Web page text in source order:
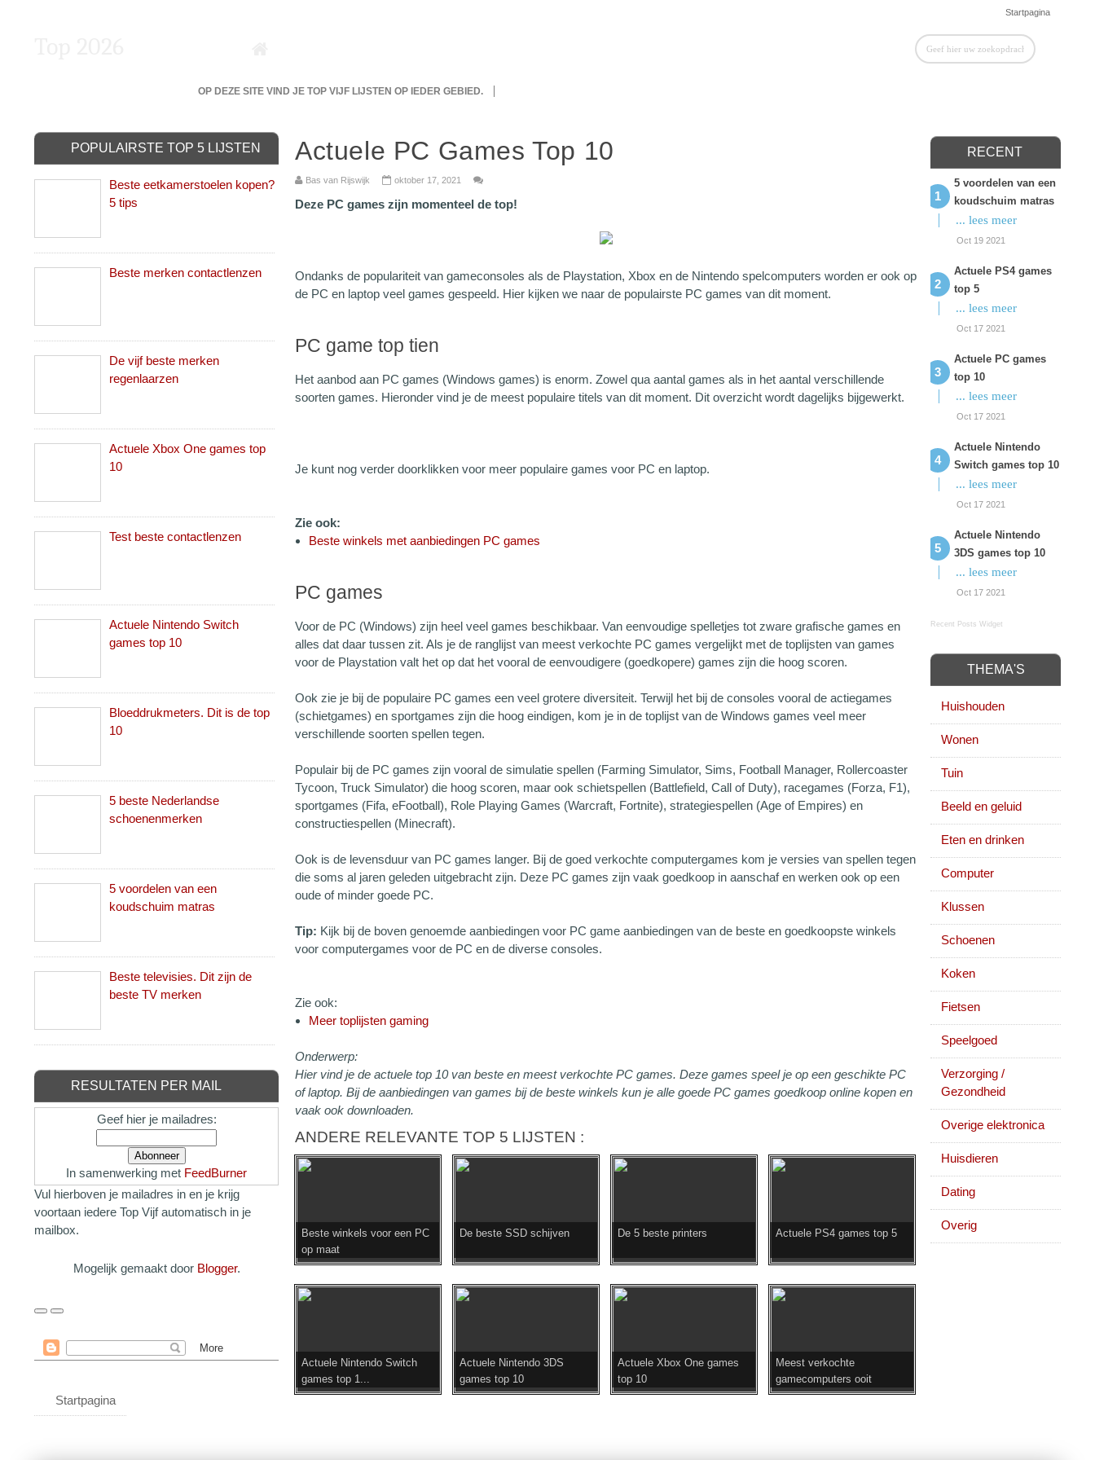
Startpagina
OP DEZE SITE VIND JE TOP VIJF LIJSTEN OP IEDER GEBIED.
Actuele PC Games Top 10
Bas van Rijswijk oktober 17, 2021
Deze PC games zijn momenteel de top!
Ondanks de populariteit van gameconsoles als de Playstation, Xbox en de Nintendo spelcomputers worden er ook op
de PC en laptop veel games gespeeld. Hier kijken we naar de populairste PC games van dit moment.
PC game top tien
Het aanbod aan PC games (Windows games) is enorm. Zowel qua aantal games als in het aantal verschillende
soorten games. Hieronder vind je de meest populaire titels van dit moment. Dit overzicht wordt dagelijks bijgewerkt.
Je kunt nog verder doorklikken voor meer populaire games voor PC en laptop.
Zie ook:
Beste winkels met aanbiedingen PC games
PC games
Voor de PC (Windows) zijn heel veel games beschikbaar. Van eenvoudige spelletjes tot zware grafische games en
alles dat daar tussen zit. Als je de ranglijst van meest verkochte PC games vergelijkt met de toplijsten van games
voor de Playstation valt het op dat het vooral de eenvoudigere (goedkopere) games zijn die hoog scoren.
Ook zie je bij de populaire PC games een veel grotere diversiteit. Terwijl het bij de consoles vooral de actiegames
(schietgames) en sportgames zijn die hoog eindigen, kom je in de toplijst van de Windows games veel meer
verschillende soorten spellen tegen.
Populair bij de PC games zijn vooral de simulatie spellen (Farming Simulator, Sims, Football Manager, Rollercoaster
Tycoon, Truck Simulator) die hoog scoren, maar ook schietspellen (Battlefield, Call of Duty), racegames (Forza, F1),
sportgames (Fifa, eFootball), Role Playing Games (Warcraft, Fortnite), strategiespellen (Age of Empires) en
constructiespellen (Minecraft).
Ook is de levensduur van PC games langer. Bij de goed verkochte computergames kom je versies van spellen tegen
die soms al jaren geleden uitgebracht zijn. Deze PC games zijn vaak goedkoop in aanschaf en werken ook op een
oude of minder goede PC.
Tip: Kijk bij de boven genoemde aanbiedingen voor PC game aanbiedingen van de beste en goedkoopste winkels
voor computergames voor de PC en de diverse consoles.
Zie ook:
Meer toplijsten gaming
Onderwerp:
Hier vind je de actuele top 10 van beste en meest verkochte PC games. Deze games speel je op een geschikte PC
of laptop. Bij de aanbiedingen van games bij de beste winkels kun je alle goede PC games goedkoop online kopen en
vaak ook downloaden.
ANDERE RELEVANTE TOP 5 LIJSTEN :
Beste winkels voor een PC
op maat
De beste SSD schijven De 5 beste printers Actuele PS4 games top 5
Actuele Nintendo Switch
games top 1...
Actuele Nintendo 3DS
games top 10
Actuele Xbox One games
top 10
Meest verkochte
gamecomputers ooit
POPULAIRSTE TOP 5 LIJSTEN
Beste eetkamerstoelen kopen?
5 tips
Beste merken contactlenzen
De vijf beste merken
regenlaarzen
Actuele Xbox One games top
10
Test beste contactlenzen
Actuele Nintendo Switch
games top 10
Bloeddrukmeters. Dit is de top
10
5 beste Nederlandse
schoenenmerken
5 voordelen van een
koudschuim matras
Beste televisies. Dit zijn de
beste TV merken
RESULTATEN PER MAIL
Geef hier je mailadres:
In samenwerking met FeedBurner
Vul hierboven je mailadres in en je krijg
voortaan iedere Top Vijf automatisch in je
mailbox.
Mogelijk gemaakt door Blogger.
Startpagina
RECENT
5 voordelen van een
koudschuim matras
... lees meer
Oct 19 2021
Actuele PS4 games
top 5
... lees meer
Oct 17 2021
Actuele PC games
top 10
... lees meer
Oct 17 2021
Actuele Nintendo
Switch games top 10
... lees meer
Oct 17 2021
Actuele Nintendo
3DS games top 10
... lees meer
Oct 17 2021
Recent Posts Widget
THEMA'S
Huishouden
Wonen
Tuin
Beeld en geluid
Eten en drinken
Computer
Klussen
Schoenen
Koken
Fietsen
Speelgoed
Verzorging /
Gezondheid
Overige elektronica
Huisdieren
Dating
Overig